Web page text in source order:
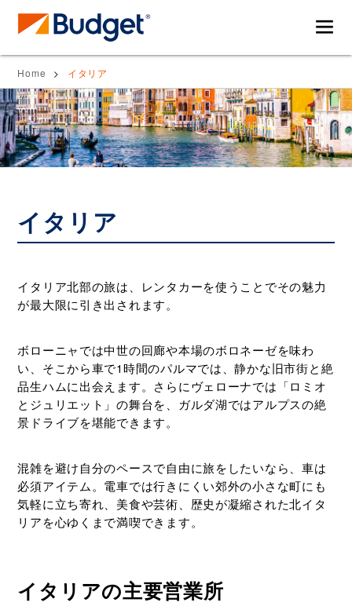
ジ
ェ
ッ
ト
レ
ン
ー・
ド
イ
ブ
ガ
ド
ン
タ
カ
ー
を
使
海
外
行
を
も
と
楽
し
む！
Home イタリア
イタリア
イタリア北部の旅は、レンタカーを使うことでその魅力
が最大限に引き出されます。
ボローニャでは中世の回廊や本場のボロネーゼを味わ
い、そこから車で1時間のパルマでは、静かな旧市街と絶
品生ハムに出会えます。さらにヴェローナでは「ロミオ
とジュリエット」の舞台を、ガルダ湖ではアルプスの絶
景ドライブを堪能できます。
混雑を避け自分のペースで自由に旅をしたいなら、車は
必須アイテム。電車では行きにくい郊外の小さな町にも
気軽に立ち寄れ、美食や芸術、歴史が凝縮された北イタ
リアを心ゆくまで満喫できます。
イタリアの主要営業所